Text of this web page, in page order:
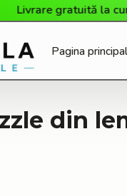
gratuită la
Pagina
din